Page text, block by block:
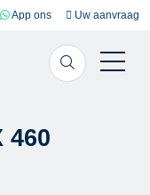
App ons Uw aanvraag
460